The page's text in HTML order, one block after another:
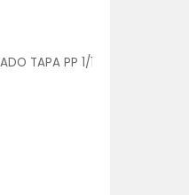
TAPA PP 1/120